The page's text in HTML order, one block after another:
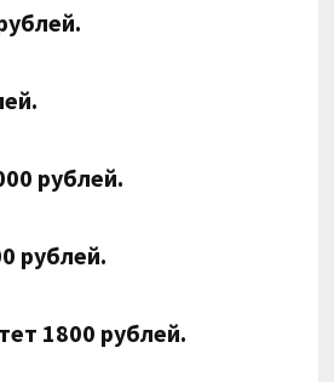
рублей.
рублей.
1800 рублей.